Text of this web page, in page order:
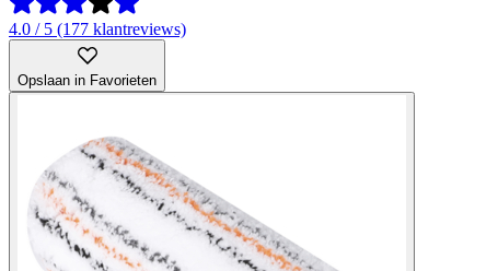
4.0 / 5 (177 klantreviews)
Opslaan in Favorieten